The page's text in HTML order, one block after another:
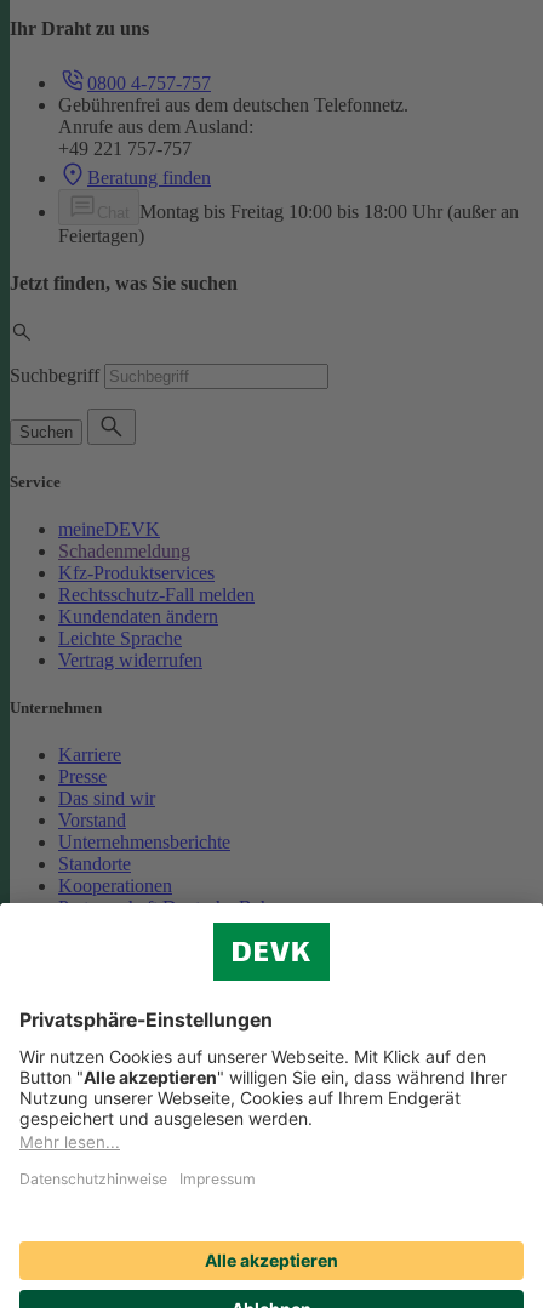
Ihr Draht zu uns
0800 4-757-757
Gebührenfrei aus dem deutschen Telefonnetz.
Anrufe aus dem Ausland:
+49 221 757-757
Beratung finden
Montag bis Freitag 10:00 bis 18:00 Uhr (außer an
Feiertagen)
Jetzt finden, was Sie suchen
Suchbegriff
Suchen
Service
meineDEVK
Schadenmeldung
Kfz-Produktservices
Rechtsschutz-Fall melden
Kundendaten ändern
Leichte Sprache
Vertrag widerrufen
Unternehmen
Karriere
Presse
Das sind wir
Vorstand
Unternehmensberichte
Standorte
Kooperationen
Partnerschaft Deutsche Bahn
Cookie-Einstellungen
Datenschutz
Impressum
Streitbeilegung
Nutzungshinweise
Compliance
Social Media Icons sowie Verlinkungen, die mit